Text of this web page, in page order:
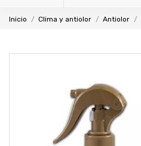
Inicio Clima y antiolor Antiolor